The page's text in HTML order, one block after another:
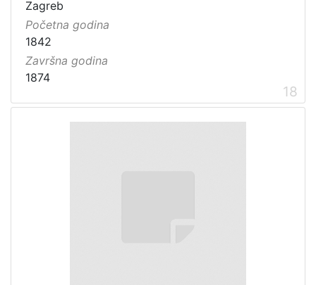
Zagreb
Početna godina
1842
Završna godina
1874
18